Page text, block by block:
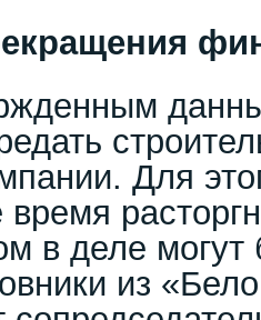
Для
в деле
из